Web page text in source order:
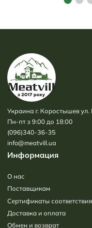
Украина г. Коростышев ул.
Пн-пт з 9:00 до 18:00
(096)340-36-35
info@meatvill.ua
Информация
О нас
Поставщикам
Сертификаты соответствия
Доставка и оплата
Обмен и возврат